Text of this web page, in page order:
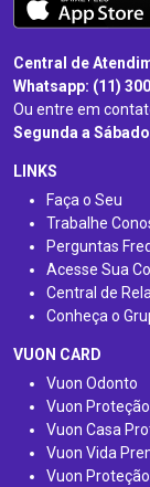
Central de
Whatsapp: (11)
Ou entre em
Segunda a
LINKS
Faça o Seu
Trabalhe
Perguntas
Acesse Sua
Central de
Conheça o
VUON CARD
Vuon Odonto
Vuon
Vuon Casa
Vuon Vida
Vuon